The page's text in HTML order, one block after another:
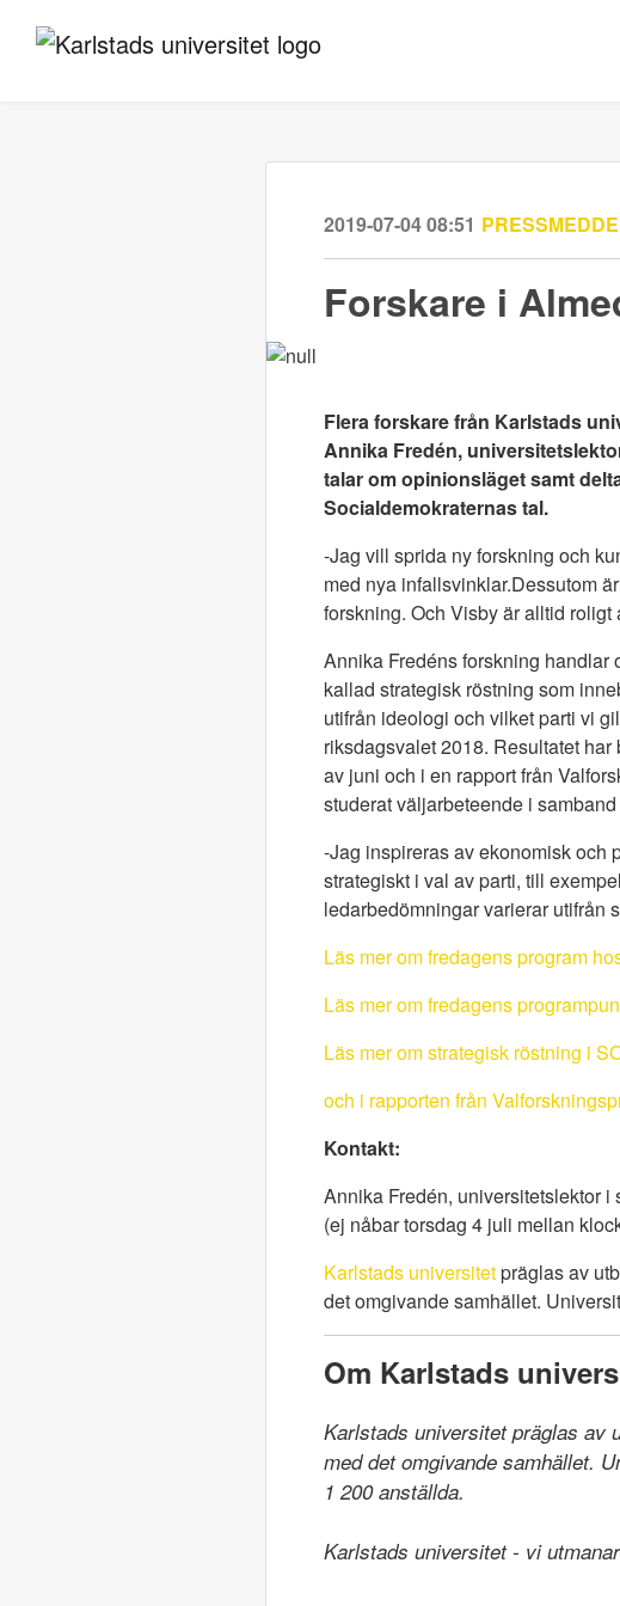
2019-07-04 08:51
Forskare i
Flera forskare från Karlstads
Annika Fredén,
talar om opinionsläget samt
Socialdemokraternas tal.
-Jag vill sprida ny forskning och
med nya infallsvinklar.Dessutom
forskning. Och Visby är alltid
Annika Fredéns forskning handlar
kallad strategisk röstning som
utifrån ideologi och vilket parti vi
riksdagsvalet 2018. Resultatet
av juni och i en rapport från
studerat väljarbeteende i
-Jag inspireras av ekonomisk och
strategiskt i val av parti, till
ledarbedömningar varierar utifrån
Läs mer om fredagens program
Läs mer om fredagens
Läs mer om strategisk röstning i
och i rapporten från
Kontakt:
Annika Fredén, universitetslektor
(ej nåbar torsdag 4 juli mellan
Karlstads universitetpräglas av
det omgivande samhället.
Om Karlstads
Karlstads universitet präglas av
med det omgivande samhället.
1 200 anställda.
Karlstads universitet - vi